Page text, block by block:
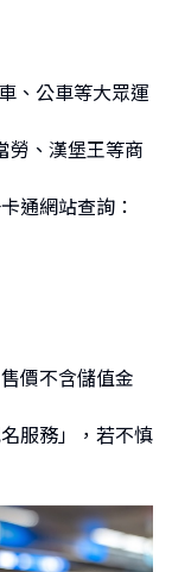
、公車等大眾運
勞、漢堡王等商
通網站查詢：
價不含儲值金
服務」，若不慎